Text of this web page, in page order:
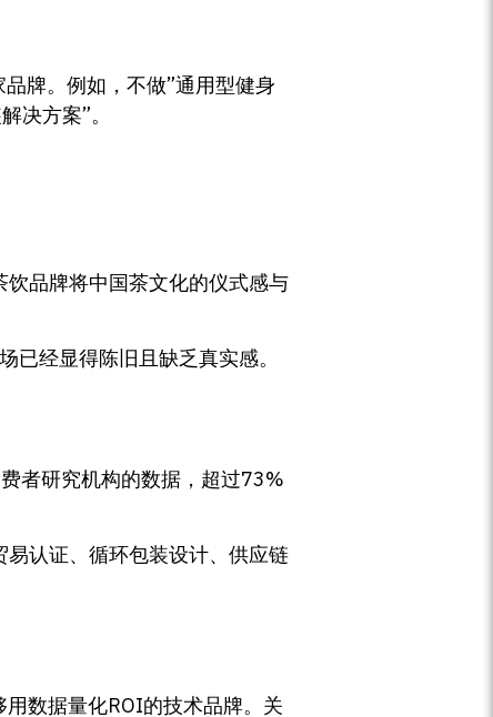
牌。例如，不做”通用型健身
决方案”。
品牌将中国茶文化的仪式感与
经显得陈旧且缺乏真实感。
者研究机构的数据，超过73%
认证、循环包装设计、供应链
数据量化ROI的技术品牌。关